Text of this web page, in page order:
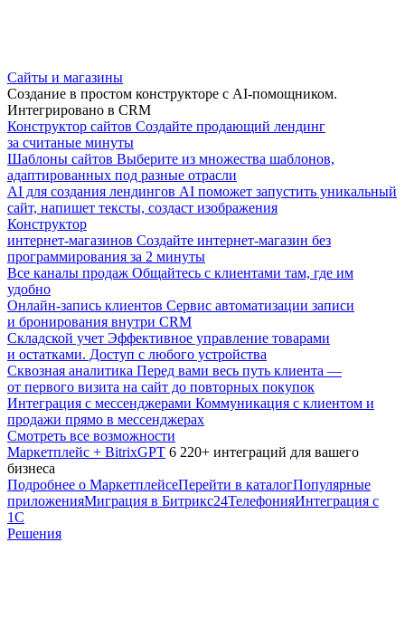
Сайты и магазины
Создание в простом конструкторе с AI-помощником.
Интегрировано в CRM
Конструктор сайтов Создайте продающий лендинг
за считаные минуты
Шаблоны сайтов Выберите из множества шаблонов,
адаптированных под разные отрасли
AI для создания лендингов AI поможет запустить уникальный
сайт, напишет тексты, создаст изображения
Конструктор
интернет-магазинов Создайте интернет-магазин без
программирования за 2 минуты
Все каналы продаж Общайтесь с клиентами там, где им
удобно
Онлайн-запись клиентов Сервис автоматизации записи
и бронирования внутри CRM
Складской учет Эффективное управление товарами
и остатками. Доступ с любого устройства
Сквозная аналитика Перед вами весь путь клиента —
от первого визита на сайт до повторных покупок
Интеграция с мессенджерами Коммуникация с клиентом и
продажи прямо в мессенджерах
Смотреть все возможности
Маркетплейс + BitrixGPT 6 220+ интеграций для вашего
бизнеса
Подробнее о МаркетплейсеПерейти в каталогПопулярные
приложенияМиграция в Битрикс24ТелефонияИнтеграция с
1С
Решения